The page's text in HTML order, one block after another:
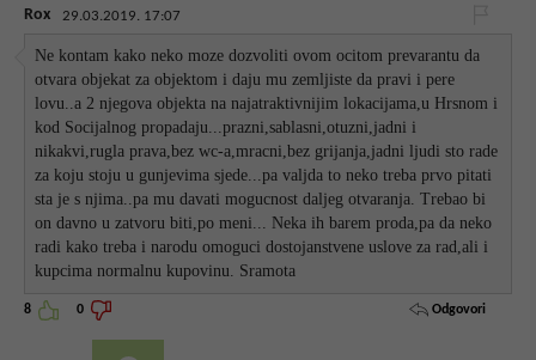
Rox 29.03.2019. 17:07
Ne kontam kako neko moze dozvoliti ovom ocitom prevarantu da
otvara objekat za objektom i daju mu zemljiste da pravi i pere
lovu..a 2 njegova objekta na najatraktivnijim lokacijama,u Hrsnom i
kod Socijalnog propadaju...prazni,sablasni,otuzni,jadni i
nikakvi,rugla prava,bez wc-a,mracni,bez grijanja,jadni ljudi sto rade
za koju stoju u gunjevima sjede...pa valjda to neko treba prvo pitati
sta je s njima..pa mu davati mogucnost daljeg otvaranja. Trebao bi
on davno u zatvoru biti,po meni... Neka ih barem proda,pa da neko
radi kako treba i narodu omoguci dostojanstvene uslove za rad,ali i
kupcima normalnu kupovinu. Sramota
8 0 Odgovori